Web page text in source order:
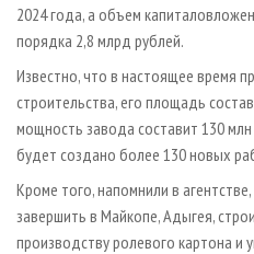
ИНСТРУМЕНТ И МАТЕРИАЛЫ
БИБЛИОТЕКА СПЕЦИАЛИСТА
2024 года, а объем
порядка 2,8 млрд рублей.
Известно, что в настоящее время
строительства, его площадь
мощность завода составит 130
будет создано более 130 новых
Кроме того, напомнили в
завершить в Майкопе, Адыгея,
производству ролевого картона